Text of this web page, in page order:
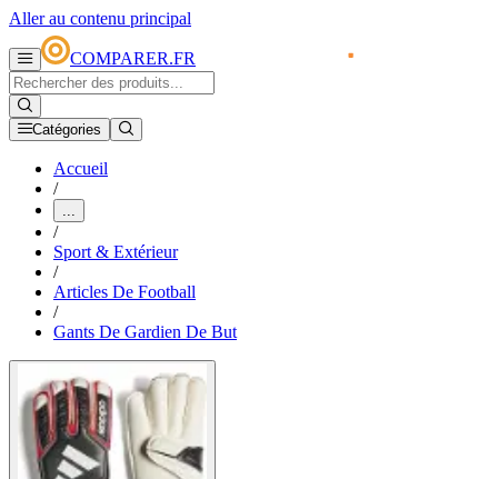
Aller au contenu principal
COMPARER.FR
Catégories
Accueil
/
...
/
Sport & Extérieur
/
Articles De Football
/
Gants De Gardien De But